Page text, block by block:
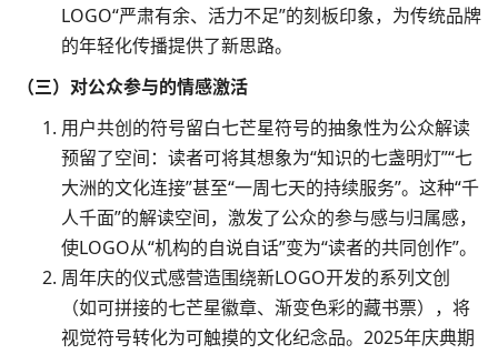
LOGO“严肃有余、活力不足”的刻板印象，为传统品牌
的年轻化传播提供了新思路。​
（三）对公众参与的情感激活​
用户共创的符号留白七芒星符号的抽象性为公众解读
预留了空间：读者可将其想象为“知识的七盏明灯”“七
大洲的文化连接”甚至“一周七天的持续服务”。这种“千
人千面”的解读空间，激发了公众的参与感与归属感，
使LOGO从“机构的自说自话”变为“读者的共同创作”。​
周年庆的仪式感营造围绕新LOGO开发的系列文创
（如可拼接的七芒星徽章、渐变色彩的藏书票），将
视觉符号转化为可触摸的文化纪念品。2025年庆典期